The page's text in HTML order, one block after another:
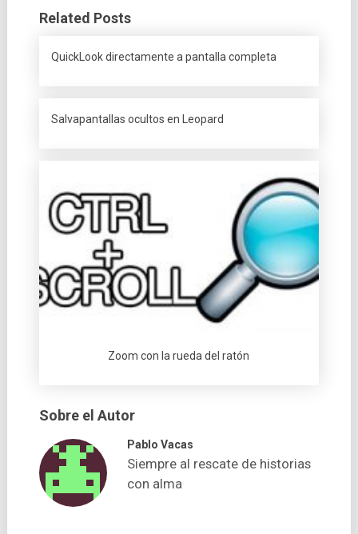
Related Posts
QuickLook directamente a pantalla completa
Salvapantallas ocultos en Leopard
Zoom con la rueda del ratón
Sobre el Autor
Pablo Vacas
Siempre al rescate de historias
con alma